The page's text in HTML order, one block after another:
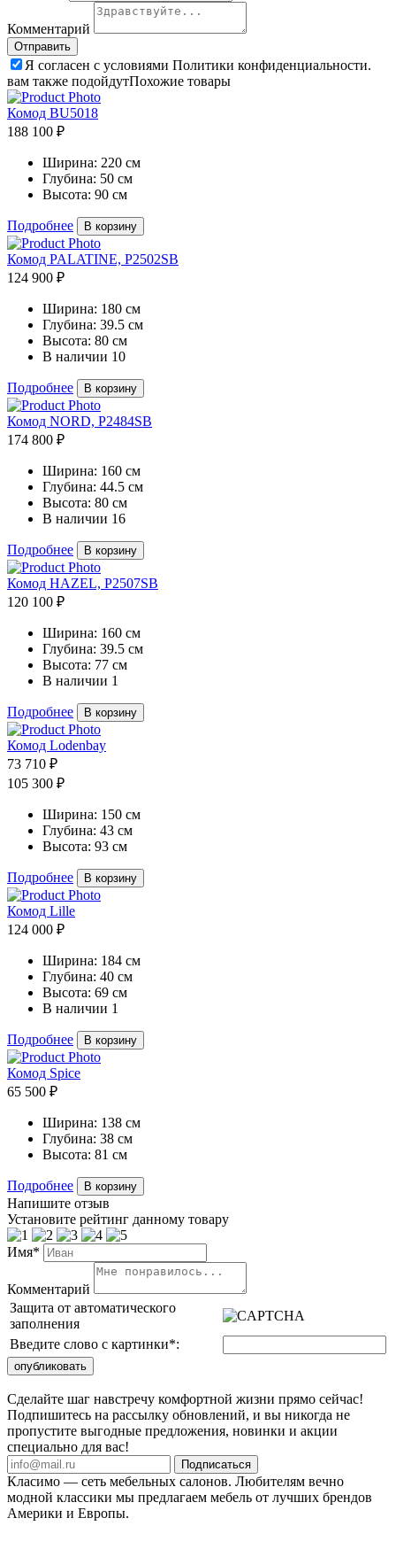
Комментарий
Я согласен с условиями Политики конфиденциальности.
вам также подойдутПохожие товары
Комод BU5018
188 100 ₽
Ширина: 220 см
Глубина: 50 см
Высота: 90 см
Подробнее В корзину
Комод PALATINE, P2502SB
124 900 ₽
Ширина: 180 см
Глубина: 39.5 см
Высота: 80 см
В наличии 10
Подробнее В корзину
Комод NORD, P2484SB
174 800 ₽
Ширина: 160 см
Глубина: 44.5 см
Высота: 80 см
В наличии 16
Подробнее В корзину
Комод HAZEL, P2507SB
120 100 ₽
Ширина: 160 см
Глубина: 39.5 см
Высота: 77 см
В наличии 1
Подробнее В корзину
Комод Lodenbay
73 710 ₽
105 300 ₽
Ширина: 150 см
Глубина: 43 см
Высота: 93 см
Подробнее В корзину
Комод Lille
124 000 ₽
Ширина: 184 см
Глубина: 40 см
Высота: 69 см
В наличии 1
Подробнее В корзину
Комод Spice
65 500 ₽
Ширина: 138 см
Глубина: 38 см
Высота: 81 см
Подробнее В корзину
Напишите отзыв
Установите рейтинг данному товару
Имя*
Комментарий
Защита от автоматического
заполнения
Введите слово с картинки*:
Сделайте шаг навстречу комфортной жизни прямо сейчас!
Подпишитесь на рассылку обновлений, и вы никогда не
пропустите выгодные предложения, новинки и акции
специально для вас!
Подписаться
Класимо — cеть мебельных салонов. Любителям вечно
модной классики мы предлагаем мебель от лучших брендов
Америки и Европы.